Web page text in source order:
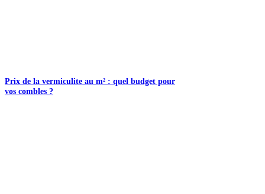
Prix de la vermiculite au m² : quel budget pour
vos combles ?